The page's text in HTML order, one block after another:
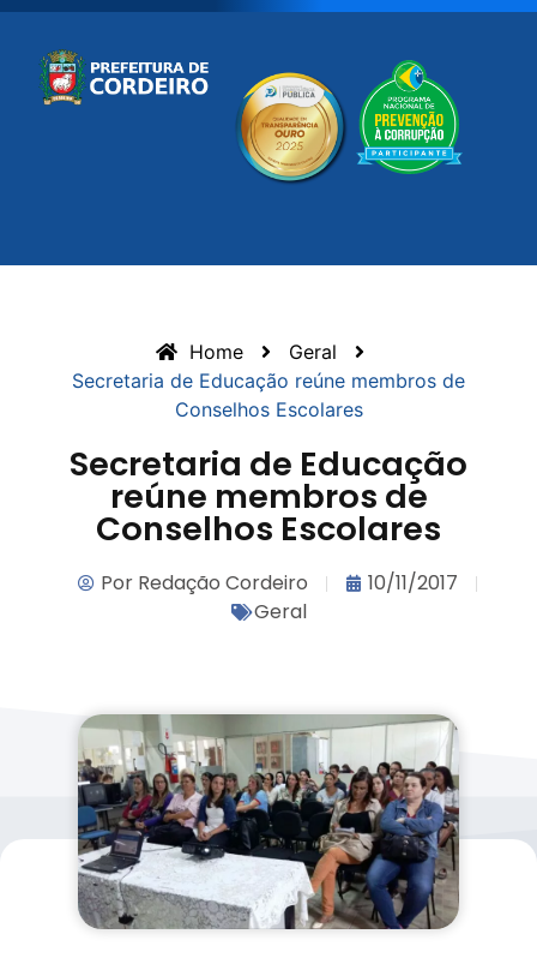
Home
Geral
Secretaria de Educação reúne membros de
Conselhos Escolares
Secretaria de Educação
reúne membros de
Conselhos Escolares
Por Redação Cordeiro
10/11/2017
Geral